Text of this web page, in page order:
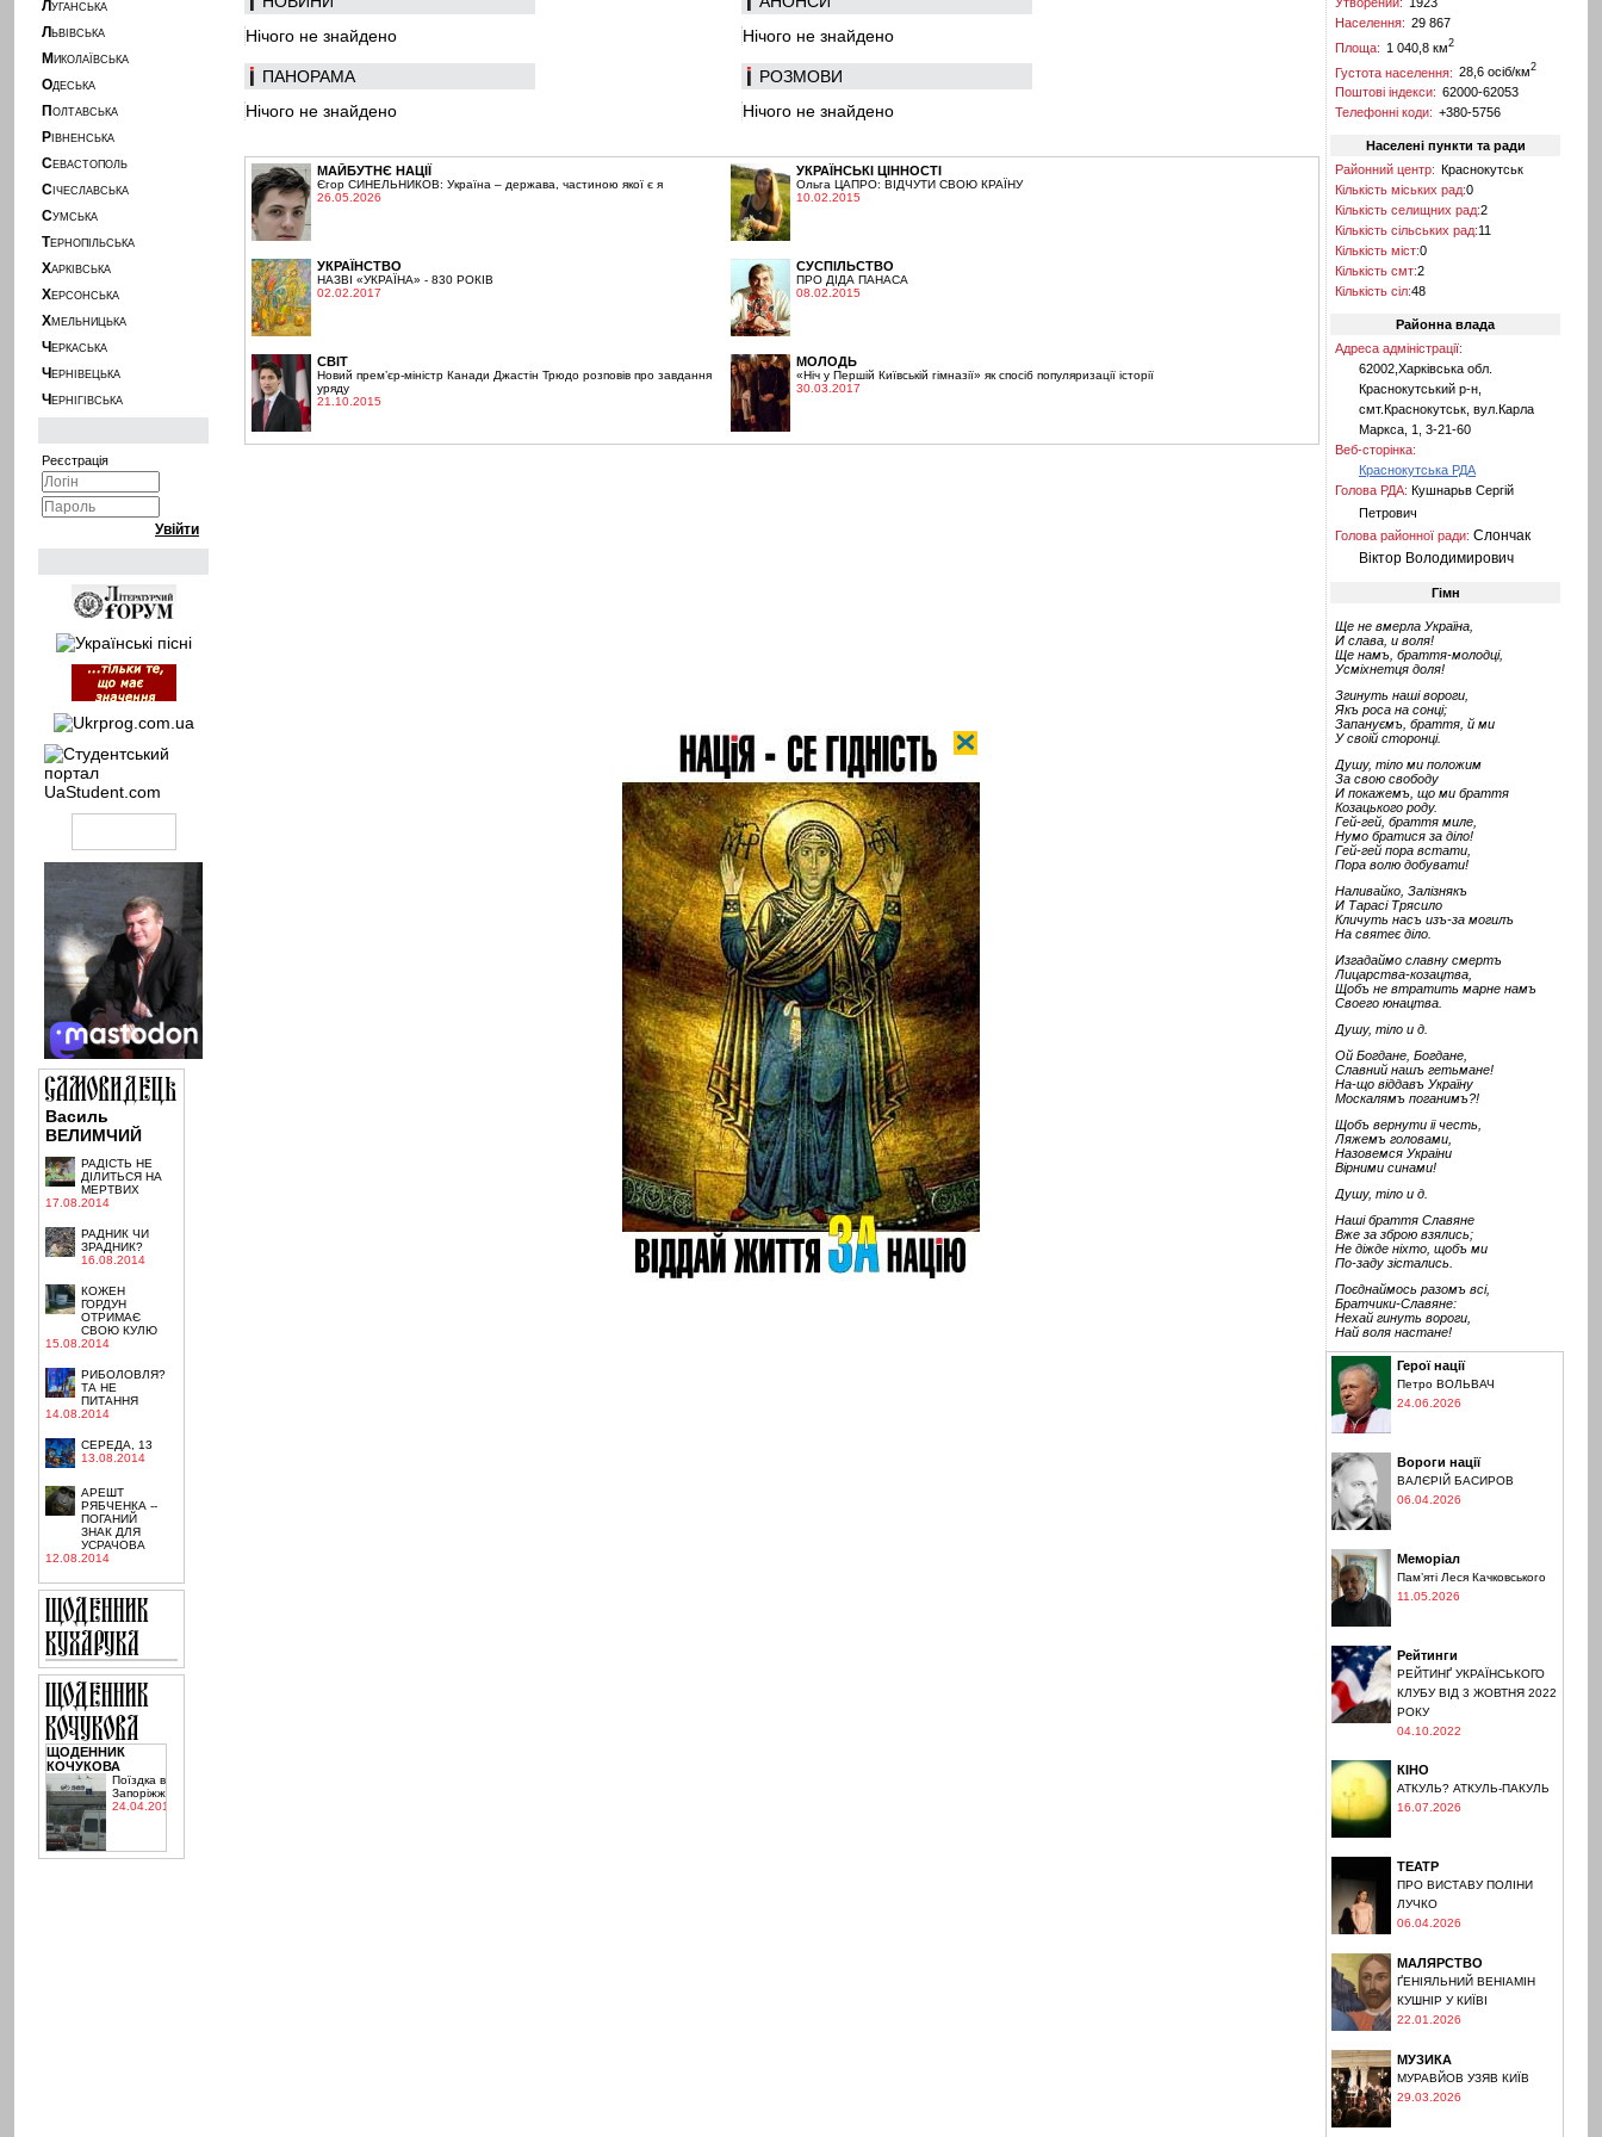
Л УГАНСЬКА
Л ЬВІВСЬКА
М ИКОЛАЇВСЬКА
ОДЕСЬКА
П ОЛТАВСЬКА
Р ІВНЕНСЬКА
СЕВАСТОПОЛЬ
С ІЧЕСЛАВСЬКА
СУМСЬКА
ТЕРНОПІЛЬСЬКА
ХАРКІВСЬКА
ХЕРСОНСЬКА
ХМЕЛЬНИЦЬКА
Ч ЕРКАСЬКА
Ч ЕРНІВЕЦЬКА
Ч ЕРНІГІВСЬКА
Реєстрація
Василь
ВЕЛИМЧИЙ
РАДІСТЬ НЕ
ДІЛИТЬСЯ НА
МЕРТВИХ
17.08.2014
РАДНИК ЧИ
ЗРАДНИК?
16.08.2014
КОЖЕН
ГОРДУН
ОТРИМАЄ
СВОЮ КУЛЮ
15.08.2014
РИБОЛОВЛЯ?
ТА НЕ
ПИТАННЯ
14.08.2014
СЕРЕДА, 13
13.08.2014
АРЕШТ
РЯБЧЕНКА --
ПОГАНИЙ
ЗНАК ДЛЯ
УСРАЧОВА
12.08.2014
ЩОДЕННИК
КОЧУКОВА
Поїздка в
Запоріжжя
24.04.2015
Населення: 29 867
Площа: 1 040,8 км2
Густота населення: 28,6 осіб/км2
Поштові індекси: 62000-62053
Телефонні коди: +380-5756
Населені пункти та ради
Районний центр:
Краснокутськ
Кількість міських рад:0
Кількість селищних рад:2
Кількість сільських рад:11
Кількість міст:0
Кількість смт:2
Кількість сіл:48
Районна влада
Адреса адміністрації:
62002,Харківська обл.
Краснокутський р-н,
смт.Краснокутськ, вул.Карла
Маркса, 1, 3-21-60
Веб-сторінка:
Краснокутська РДА
Голова РДА: Кушнарьв Сергій
Петрович
Голова районної ради: Слончак
Віктор Володимирович
Гімн
Ще не вмерла Україна,
И слава, и воля!
Ще намъ, браття-молодці,
Усміхнетця доля!
Згинуть наші вороги,
Якъ роса на сонці;
Запануємъ, браття, й ми
У своій сторонці.
Душу, тіло ми положим
За свою свободу
И покажемъ, що ми браття
Козацького роду.
Гей-гей, браття миле,
Нумо братися за діло!
Гей-гей пора встати,
Пора волю добувати!
Наливайко, Залізнякъ
И Тарасі Трясило
Кличуть насъ изъ-за могилъ
На святеє діло.
Изгадаймо славну смертъ
Лицарства-козацтва,
Щобъ не втратить марне намъ
Своего юнацтва.
Душу, тіло и д.
Ой Богдане, Богдане,
Славний нашъ гетьмане!
На-що віддавъ Україну
Москалямъ поганимъ?!
Щобъ вернути іі честь,
Ляжемъ головами,
Назовемся Украіни
Вірними синами!
Душу, тіло и д.
Наші браття Славяне
Вже за зброю взялись;
Не діжде ніхто, щобъ ми
По-заду зістались.
Поєднаймось разомъ всі,
Братчики-Славяне:
Нехай гинуть вороги,
Най воля настане!
Герої нації
Петро ВОЛЬВАЧ
24.06.2026
Вороги нації
ВАЛЄРІЙ БАСИРОВ
06.04.2026
Меморіал
Пам’яті Леся Качковського
11.05.2026
Рейтинги
РЕЙТИНҐ УКРАЇНСЬКОГО
КЛУБУ ВІД 3 ЖОВТНЯ 2022
РОКУ
04.10.2022
КІНО
АТКУЛЬ? АТКУЛЬ-ПАКУЛЬ
16.07.2026
ТЕАТР
ПРО ВИСТАВУ ПОЛІНИ
ЛУЧКО
06.04.2026
МАЛЯРСТВО
ҐЕНІЯЛЬНИЙ ВЕНІАМІН
КУШНІР У КИЇВІ
22.01.2026
МУЗИКА
МУРАВЙОВ УЗЯВ КИЇВ
29.03.2026
Нічого не знайдено
ПАНОРАМА
Нічого не знайдено
Нічого не знайдено
РОЗМОВИ
Нічого не знайдено
МАЙБУТНЄ НАЦІЇ
Єгор СИНЕЛЬНИКОВ: Україна – держава, частиною якої є я
26.05.2026
УКРАЇНСЬКІ ЦІННОСТІ
Ольга ЦАПРО: ВІДЧУТИ СВОЮ КРАЇНУ
10.02.2015
УКРАЇНСТВО
НАЗВІ «УКРАЇНА» - 830 РОКІВ
02.02.2017
СУСПІЛЬСТВО
ПРО ДІДА ПАНАСА
08.02.2015
СВІТ
Новий прем’єр-міністр Канади Джастін Трюдо розповів про завдання
уряду
21.10.2015
МОЛОДЬ
«Ніч у Першій Київській гімназії» як спосіб популяризації історії
30.03.2017